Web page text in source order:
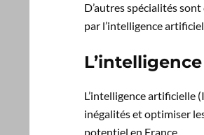
D’autres spécialités
par l’intelligence
L’intelligence artificielle
inégalités et optimiser
potentiel en France.